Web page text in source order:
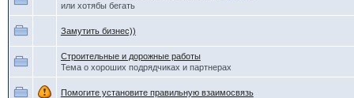
или хотябы бегать
Замутить бизнес))
Строительные и дорожные работы
Тема о хороших подрядчиках и партнерах
Помогите установите правильную взаимосвязь